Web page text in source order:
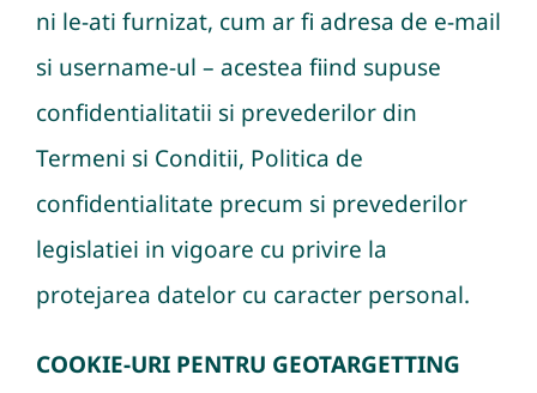
ni le-ati furnizat, cum ar fi adresa de e-mail
si username-ul – acestea fiind supuse
confidentialitatii si prevederilor din
Termeni si Conditii, Politica de
confidentialitate precum si prevederilor
legislatiei in vigoare cu privire la
protejarea datelor cu caracter personal.
COOKIE-URI PENTRU GEOTARGETTING